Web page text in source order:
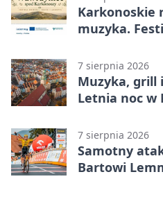
Karkonoskie
muzyka.
7 sierpnia 2026
Muzyka, grill
Letnia noc w
7 sierpnia 2026
Samotny
Bartowi